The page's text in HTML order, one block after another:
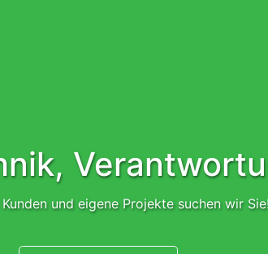
Kunden und eigene Projekte suchen wir